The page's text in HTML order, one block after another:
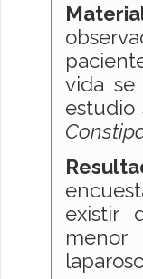
vida se
estudio
existir